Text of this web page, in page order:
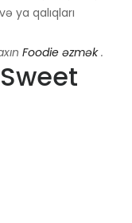
ya qalıqları
Foodie əzmək.